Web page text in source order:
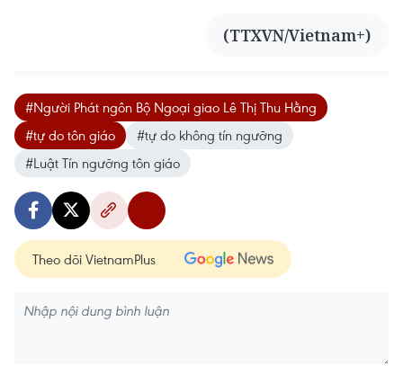
(TTXVN/Vietnam+)
#Người Phát ngôn Bộ Ngoại giao Lê Thị Thu Hằng
#tự do tôn giáo
#tự do không tín ngưỡng
#Luật Tín ngưỡng tôn giáo
Theo dõi VietnamPlus